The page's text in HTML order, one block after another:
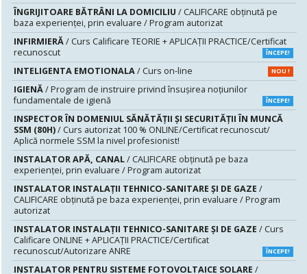
ÎNGRIJITOARE BĂTRÂNI LA DOMICILIU / CALIFICARE obținută pe
baza experienței, prin evaluare / Program autorizat
INFIRMIERĂ/ Curs Calificare TEORIE + APLICAȚII PRACTICE/Certificat
recunoscut
ÎNCEPE!
INTELIGENTA EMOTIONALA/ Curs on-line NOU !
IGIENĂ/ Program de instruire privind însuşirea noţiunilor
fundamentale de igienă
ÎNCEPE!
INSPECTOR ÎN DOMENIUL SĂNĂTĂŢII ŞI SECURITĂŢII ÎN MUNCĂ
SSM (80H)/ Curs autorizat 100 % ONLINE/Certificat recunoscut/
Aplică normele SSM la nivel profesionist!
INSTALATOR APĂ, CANAL/ CALIFICARE obținută pe baza
experienței, prin evaluare / Program autorizat
INSTALATOR INSTALAȚII TEHNICO-SANITARE ȘI DE GAZE /
CALIFICARE obținută pe baza experienței, prin evaluare / Program
autorizat
INSTALATOR INSTALAŢII TEHNICO-SANITARE ŞI DE GAZE / Curs
Calificare ONLINE + APLICAȚII PRACTICE/Certificat
recunoscut/Autorizare ANRE
ÎNCEPE!
INSTALATOR PENTRU SISTEME FOTOVOLTAICE SOLARE /